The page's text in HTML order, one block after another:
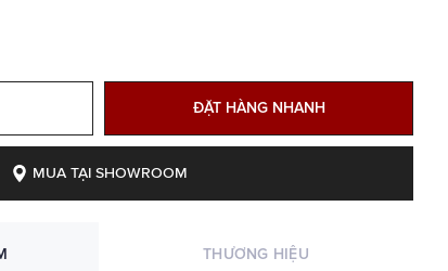
ĐẶT HÀNG NHANH
MUA TẠI SHOWROOM
THƯƠNG HIỆU